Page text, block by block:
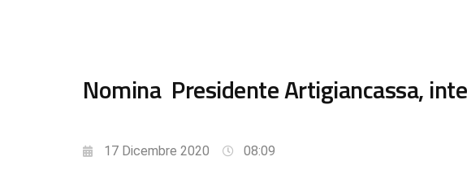
Nomina Presidente Artigiancassa,
17 Dicembre 2020 08:09